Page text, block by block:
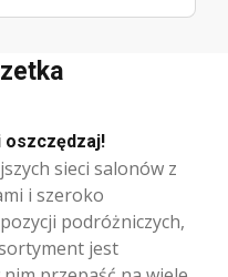
oszczędzaj!
sieci salonów z
i szeroko
podróżniczych,
jest